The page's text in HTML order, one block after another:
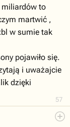
57
miliardów to
martwić ,
w sumie tak
pojawiło się.
i uważajcie
dzięki